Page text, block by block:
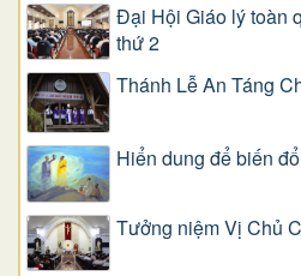
Đại Hội Giáo lý toàn
thứ 2
Thánh Lễ An Táng
Hiển dung để biến
Tưởng niệm Vị Chủ